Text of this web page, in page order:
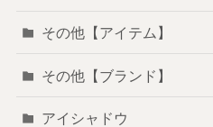
その他【アイテム】
その他【ブランド】
アイシャドウ